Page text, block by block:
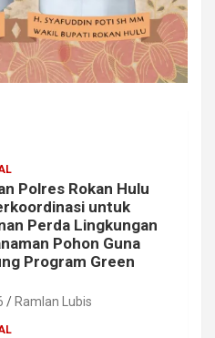
Polres Rokan Hulu
untuk
Perda Lingkungan
Pohon Guna
Program Green
Ramlan Lubis